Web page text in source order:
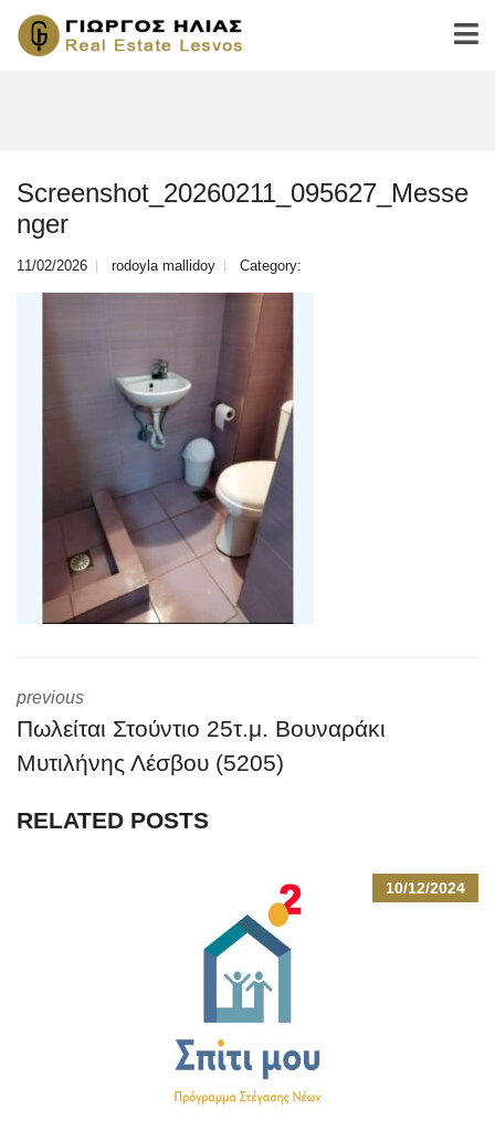
Screenshot_20260211_095627_Messe
nger
11/02/2026 rodoyla mallidoy Category:
previous
Πωλείται Στούντιο 25τ.μ. Βουναράκι
Μυτιλήνης Λέσβου (5205)
RELATED POSTS
10/12/2024